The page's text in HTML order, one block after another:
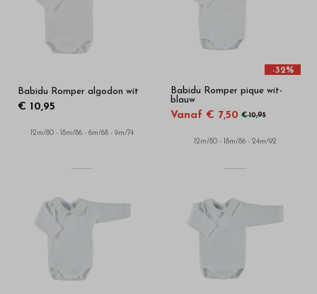
Babidu Romper algodon wit
€ 10,95
12m/80 - 18m/86 - 6m/68 - 9m/74
-32%
Babidu Romper pique wit-
blauw
Vanaf € 7,50 € 10,95
12m/80 - 18m/86 - 24m/92